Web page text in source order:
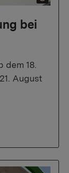
bei
dem 18.
August